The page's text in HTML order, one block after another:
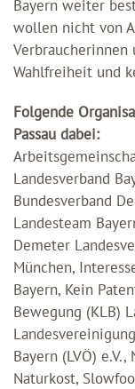
Bayern weiter
wollen nicht von
Verbraucherinnen
Wahlfreiheit und
Folgende
Passau dabei:
Landesverband
Bundesverband
Landesteam
Demeter
München,
Bayern, Kein
Bewegung (KLB)
Bayern (LVÖ)
Naturkost,